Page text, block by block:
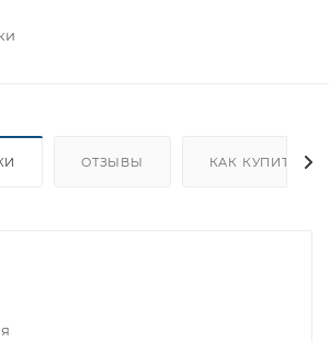
ОТЗЫВЫ КАК КУПИТЬ